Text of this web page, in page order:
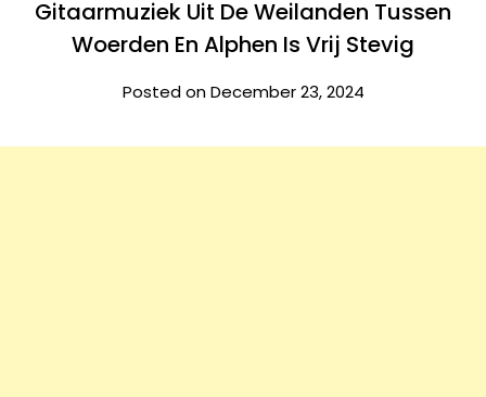
Gitaarmuziek Uit De Weilanden Tussen
Woerden En Alphen Is Vrij Stevig
Posted on December 23, 2024